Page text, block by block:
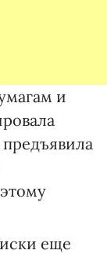
и
предъявила
еще